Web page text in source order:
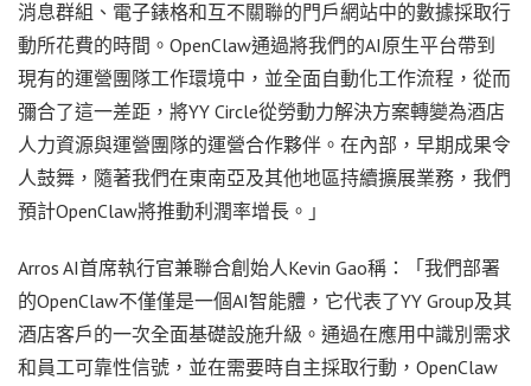
消息群組、電子錶格和互不關聯的門戶網站中的數據採取行
動所花費的時間。OpenClaw通過將我們的AI原生平台帶到
現有的運營團隊工作環境中，並全面自動化工作流程，從而
彌合了這一差距，將YY Circle從勞動力解決方案轉變為酒店
人力資源與運營團隊的運營合作夥伴。在內部，早期成果令
人鼓舞，隨著我們在東南亞及其他地區持續擴展業務，我們
預計OpenClaw將推動利潤率增長。」
Arros AI首席執行官兼聯合創始人Kevin Gao稱：「我們部署
的OpenClaw不僅僅是一個AI智能體，它代表了YY Group及其
酒店客戶的一次全面基礎設施升級。通過在應用中識別需求
和員工可靠性信號，並在需要時自主採取行動，OpenClaw